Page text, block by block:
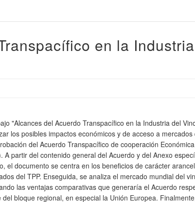
en la
"Alcances del Acuerdo Transpacífico en la Industria del
los posibles impactos económicos y de acceso a
del Acuerdo Transpacífico de cooperación
A partir del contenido general del Acuerdo y del Anexo
el documento se centra en los beneficios de carácter
del TPP. Enseguida, se analiza el mercado mundial del
las ventajas comparativas que generaría el Acuerdo
del bloque regional, en especial la Unión Europea.